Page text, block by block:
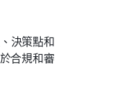
決策點和
合規和審